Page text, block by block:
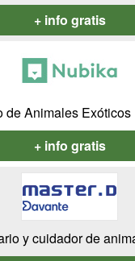
+ info gratis
de Animales Exóticos
+ info gratis
y cuidador de